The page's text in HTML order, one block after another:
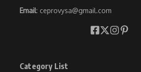
Email: ceprovysa@gmail.com
Category List